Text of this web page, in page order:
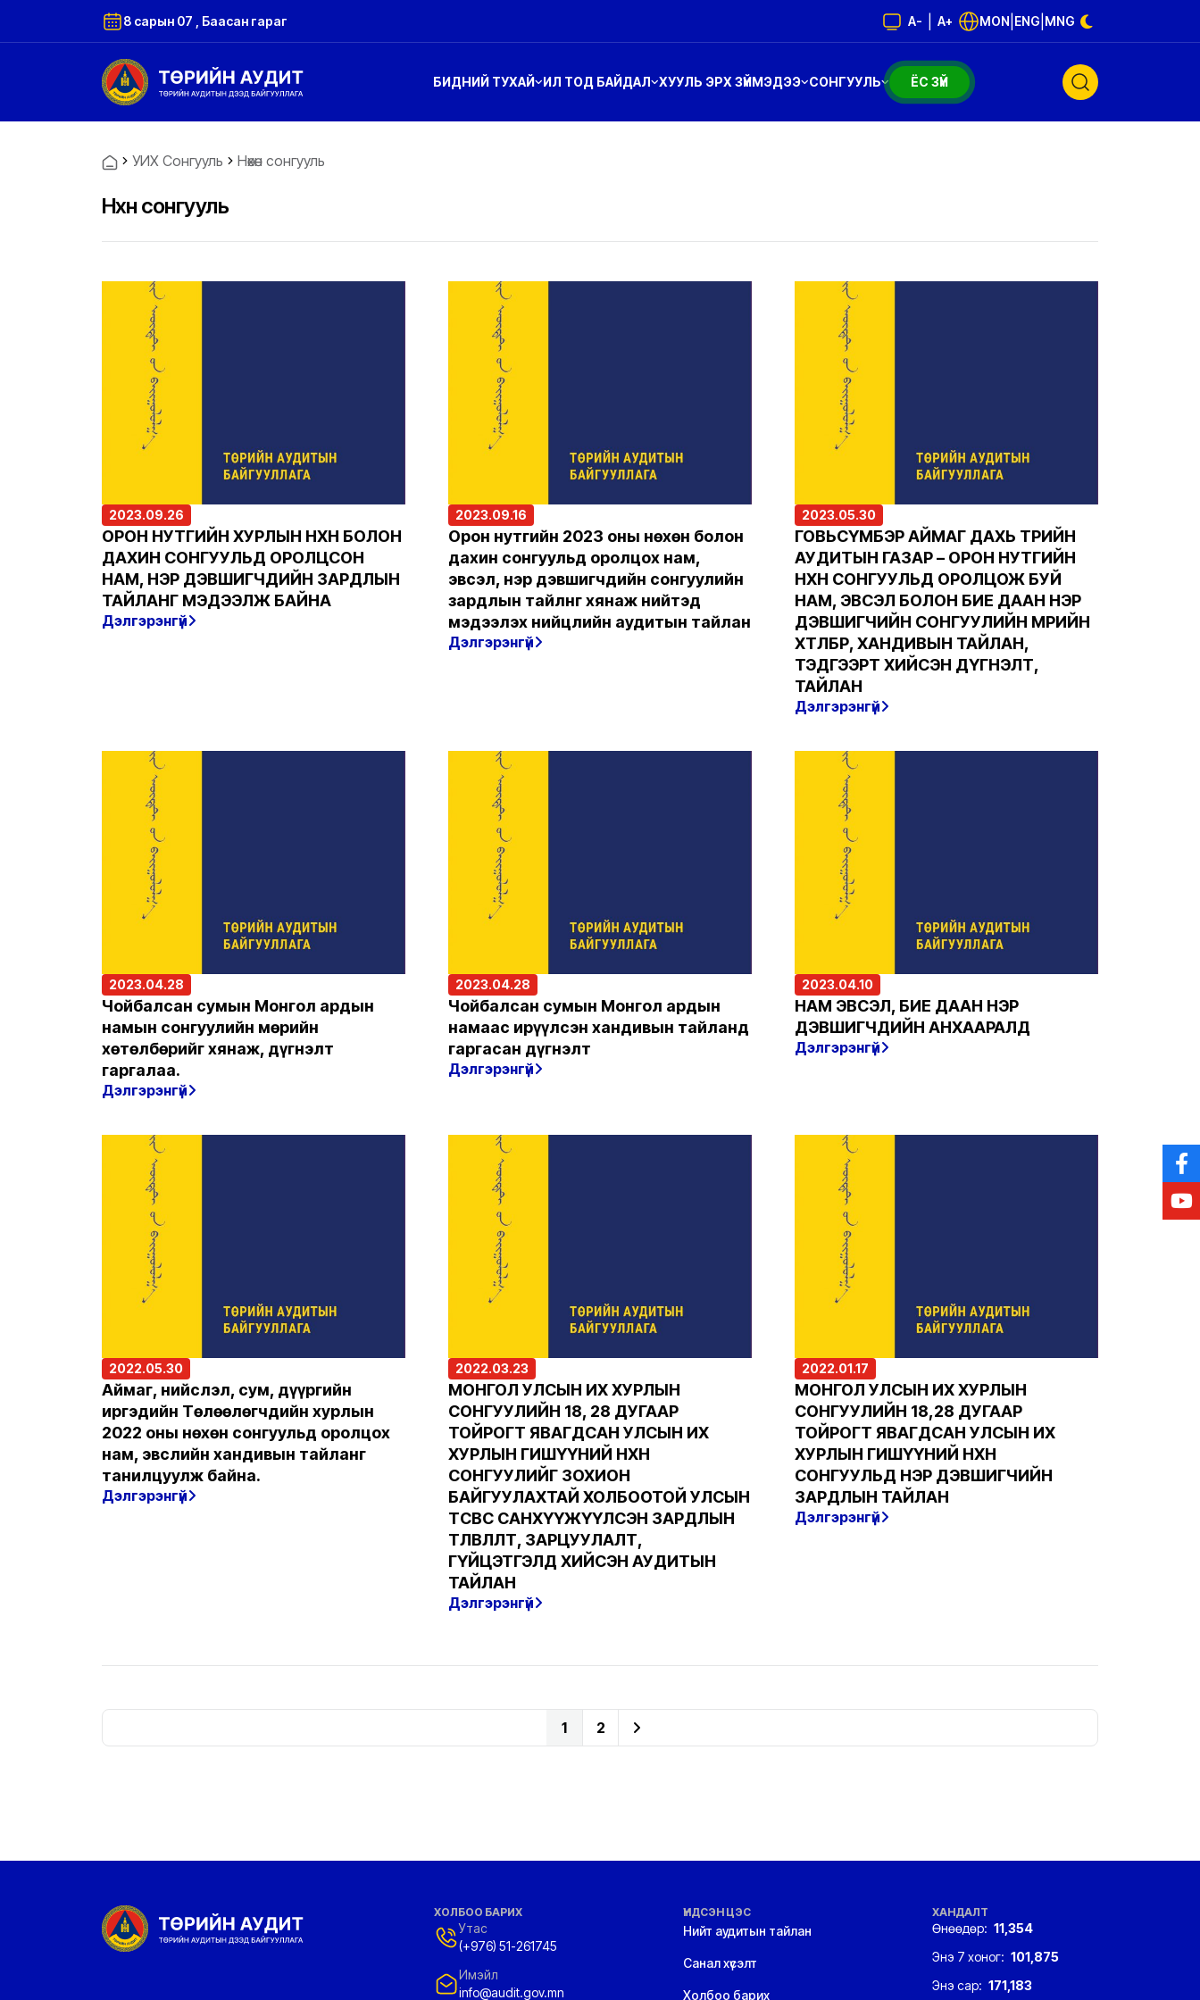
8 сарын 07 , Баасан гараг A- A+ MON ENG MNG
БИДНИЙ ТУХАЙ ИЛ ТОД БАЙДАЛ ХУУЛЬ ЭРХ ЗҮЙМЭДЭЭ СОНГУУЛЬ ЁС ЗҮЙ
УИХ Сонгууль Нөхөн сонгууль
Нөхөн сонгууль
2023.09.26
ОРОН НУТГИЙН ХУРЛЫН НӨХӨН БОЛОН
ДАХИН СОНГУУЛЬД ОРОЛЦСОН
НАМ, НЭР ДЭВШИГЧДИЙН ЗАРДЛЫН
ТАЙЛАНГ МЭДЭЭЛЖ БАЙНА
Дэлгэрэнгүй
2023.09.16
Орон нутгийн 2023 оны нөхөн болон
дахин сонгуульд оролцох нам,
эвсэл, нэр дэвшигчдийн сонгуулийн
зардлын тайлнг хянаж нийтэд
мэдээлэх нийцлийн аудитын тайлан
Дэлгэрэнгүй
2023.05.30
ГОВЬСҮМБЭР АЙМАГ ДАХЬ ТӨРИЙН
АУДИТЫН ГАЗАР – ОРОН НУТГИЙН
НӨХӨН СОНГУУЛЬД ОРОЛЦОЖ БУЙ
НАМ, ЭВСЭЛ БОЛОН БИЕ ДААН НЭР
ДЭВШИГЧИЙН СОНГУУЛИЙН МӨРИЙН
ХӨТӨЛБӨР, ХАНДИВЫН ТАЙЛАН,
ТЭДГЭЭРТ ХИЙСЭН ДҮГНЭЛТ,
ТАЙЛАН
Дэлгэрэнгүй
2023.04.28
Чойбалсан сумын Монгол ардын
намын сонгуулийн мөрийн
хөтөлбөрийг хянаж, дүгнэлт
гаргалаа.
Дэлгэрэнгүй
2023.04.28
Чойбалсан сумын Монгол ардын
намаас ирүүлсэн хандивын тайланд
гаргасан дүгнэлт
Дэлгэрэнгүй
2023.04.10
НАМ ЭВСЭЛ, БИЕ ДААН НЭР
ДЭВШИГЧДИЙН АНХААРАЛД
Дэлгэрэнгүй
2022.05.30
Аймаг, нийслэл, сум, дүүргийн
иргэдийн Төлөөлөгчдийн хурлын
2022 оны нөхөн сонгуульд оролцох
нам, эвслийн хандивын тайланг
танилцуулж байна.
Дэлгэрэнгүй
2022.03.23
МОНГОЛ УЛСЫН ИХ ХУРЛЫН
СОНГУУЛИЙН 18, 28 ДУГААР
ТОЙРОГТ ЯВАГДСАН УЛСЫН ИХ
ХУРЛЫН ГИШҮҮНИЙ НӨХӨН
СОНГУУЛИЙГ ЗОХИОН
БАЙГУУЛАХТАЙ ХОЛБООТОЙ УЛСЫН
ТӨСВӨӨС САНХҮҮЖҮҮЛСЭН ЗАРДЛЫН
ТӨЛӨВЛӨЛТ, ЗАРЦУУЛАЛТ,
ГҮЙЦЭТГЭЛД ХИЙСЭН АУДИТЫН
ТАЙЛАН
Дэлгэрэнгүй
2022.01.17
МОНГОЛ УЛСЫН ИХ ХУРЛЫН
СОНГУУЛИЙН 18,28 ДУГААР
ТОЙРОГТ ЯВАГДСАН УЛСЫН ИХ
ХУРЛЫН ГИШҮҮНИЙ НӨХӨН
СОНГУУЛЬД НЭР ДЭВШИГЧИЙН
ЗАРДЛЫН ТАЙЛАН
Дэлгэрэнгүй
1 2
ХОЛБОО БАРИХ
Утас
(+976) 51-261745
Имэйл
info@audit.gov.mn
ҮНДСЭН ЦЭС
Нийт аудитын тайлан
Санал хүсэлт
Холбоо барих
ХАНДАЛТ
Өнөөдөр: 11,354
Энэ 7 хоног: 101,875
Энэ сар: 171,183